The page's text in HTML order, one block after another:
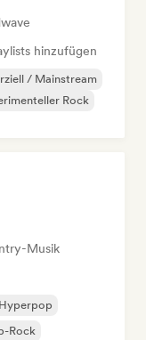
hinzufügen
/ Mainstream
Rock
Musik
Hyperpop
Rock